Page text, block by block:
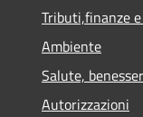
Tributi,finanze
Ambiente
Salute,
Autorizzazioni